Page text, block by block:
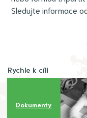
Sledujte informace
Rychle k cíli
Dokumenty